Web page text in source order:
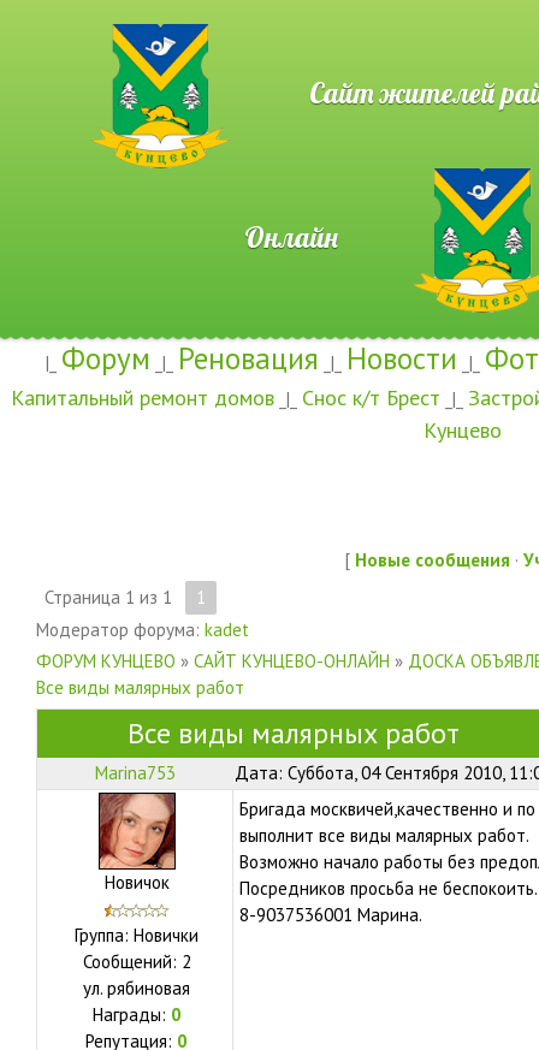
Сайт жителей
Онлайн
|_ Форум _|_ Реновация _|_ Новости _|_
Капитальный ремонт домов _|_ Снос к/т Брест _|_
Кунцево
[ Новые сообщения ·
Страница 1 из 1
1
Модератор форума: kadet
ФОРУМ КУНЦЕВО » САЙТ КУНЦЕВО-ОНЛАЙН » ДОСКА
Все виды малярных работ
Все виды малярных работ
Marina753 Дата: Суббота, 04 Сентября 2010,
Новичок
Группа: Новички
Сообщений: 2
ул. рябиновая
Награды: 0
Репутация: 0
Бригада москвичей,качественно и
выполнит все виды малярных работ.
Возможно начало работы без
Посредников просьба не беспокоить.
8-9037536001 Марина.